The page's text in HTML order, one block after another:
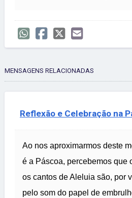
MENSAGENS RELACIONADAS
Reflexão e Celebração na
Ao nos aproximarmos deste
é a Páscoa, percebemos que
os cantos de Aleluia são, por
pelo som do papel de